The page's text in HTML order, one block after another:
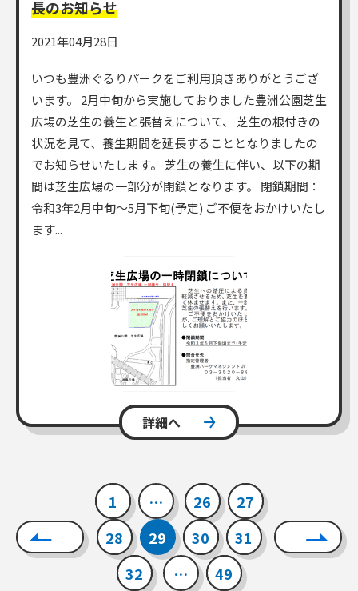
長のお知らせ
2021年04月28日
いつも豊洲ぐるりパークをご利用頂きありがとうござ
います。 2月中旬から実施しておりました豊洲公園芝生
広場の芝生の養生と張替えについて、 芝生の根付きの
状況を見て、養生期間を延長することとなりましたの
でお知らせいたします。 芝生の養生に伴い、以下の期
間は芝生広場の一部分が閉鎖となります。 閉鎖期間：
令和3年2月中旬〜5月下旬(予定) ご不便をおかけいたし
ます...
詳細へ
1 … 26
27
28
29 30
31
32
… 49